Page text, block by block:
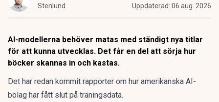
Stenlund
Uppdaterad: 06 aug. 2026
AI-modellerna behöver matas med ständigt nya titlar
för att kunna utvecklas. Det får en del att sörja hur
böcker skannas in och kastas.
Det har redan kommit rapporter om hur amerikanska AI-
bolag har fått slut på träningsdata.